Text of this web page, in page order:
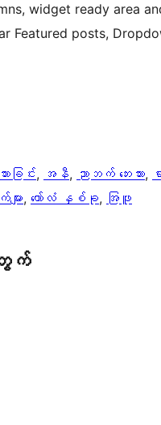
widget ready area
Featured posts,
ခြင်း, အနီ, ညာဘက် ဘေးဘား,
ား, ကော်လံ နှစ်ခု, အြဖူ
က်